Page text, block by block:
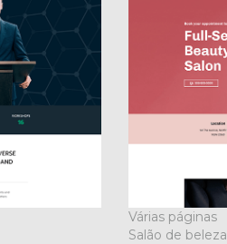
Várias páginas
Salão de beleza